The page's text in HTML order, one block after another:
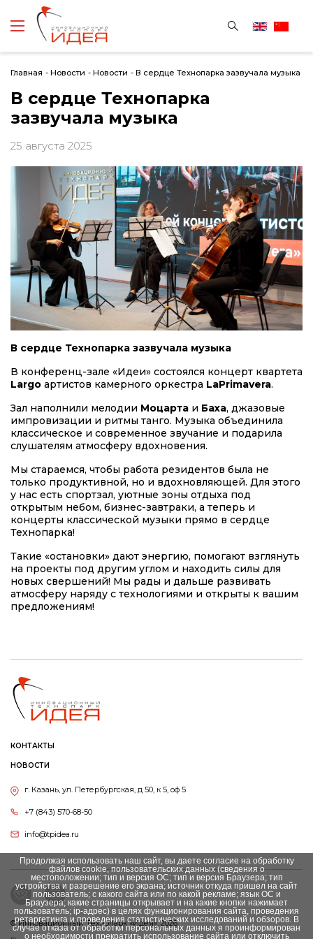
Главная - Новости - Новости - В сердце Технопарка зазвучала музыка
В сердце Технопарка
зазвучала музыка
25 августа 2025
В сердце Технопарка зазвучала музыка
В конференц-зале «Идеи» состоялся концерт квартета
Largo артистов камерного оркестра LaPrimavera.
Зал наполнили мелодии Моцарта и Баха, джазовые
импровизации и ритмы танго. Музыка объединила
классическое и современное звучание и подарила
слушателям атмосферу вдохновения.
Мы стараемся, чтобы работа резидентов была не
только продуктивной, но и вдохновляющей. Для этого
у нас есть спортзал, уютные зоны отдыха под
открытым небом, бизнес-завтраки, а теперь и
концерты классической музыки прямо в сердце
Технопарка!
Такие «остановки» дают энергию, помогают взглянуть
на проекты под другим углом и находить силы для
новых свершений! Мы рады и дальше развивать
атмосферу наряду с технологиями и открыты к вашим
предложениям!
КОНТАКТЫ
НОВОСТИ
г. Казань, ул. Петербургская, д 50, к 5, оф 5
+7 (843) 570-68-50
info@tpidea.ru
© Инновационный Tехнопарк «Идея», 2026
Продолжая использовать наш сайт, вы даете согласие на обработку
файлов cookie, пользовательских данных (сведения о
местоположении; тип и версия ОС; тип и версия Браузера; тип
устройства и разрешение его экрана; источник откуда пришел на сайт
пользователь; с какого сайта или по какой рекламе; язык ОС и
Браузера; какие страницы открывает и на какие кнопки нажимает
пользователь; ip-адрес) в целях функционирования сайта, проведения
ретаргетинга и проведения статистических исследований и обзоров. В
случае отказа от обработки персональных данных я проинформирован
о необходимости прекратить использование сайта или отключить